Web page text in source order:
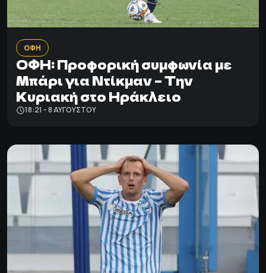
ΟΦΗ
ΟΦΗ: Προφορική συμφωνία με
Μπάρι για Ντίκμαν – Την
Κυριακή στο Ηράκλειο
18:21 - 8 ΑΥΓΟΎΣΤΟΥ